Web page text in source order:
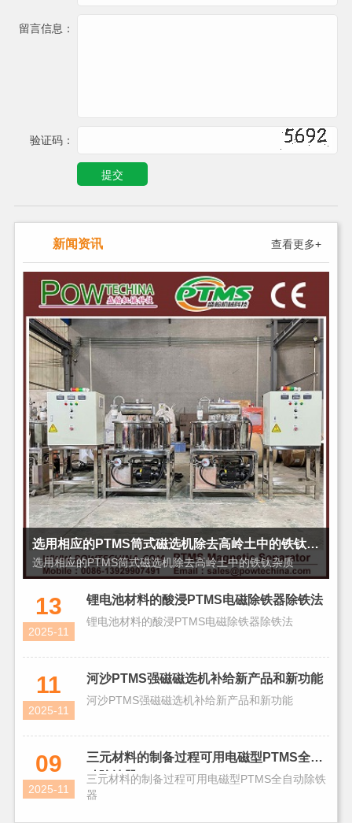
留言信息：
验证码：
查看更多+
新闻资讯
选用相应的PTMS筒式磁选机除去高岭土中的铁钛杂质
选用相应的PTMS筒式磁选机除去高岭土中的铁钛杂质
13
2025-11
锂电池材料的酸浸PTMS电磁除铁器除铁法
锂电池材料的酸浸PTMS电磁除铁器除铁法
11
2025-11
河沙PTMS强磁磁选机补给新产品和新功能
河沙PTMS强磁磁选机补给新产品和新功能
09
2025-11
三元材料的制备过程可用电磁型PTMS全自
动除铁器
三元材料的制备过程可用电磁型PTMS全自动除铁
器